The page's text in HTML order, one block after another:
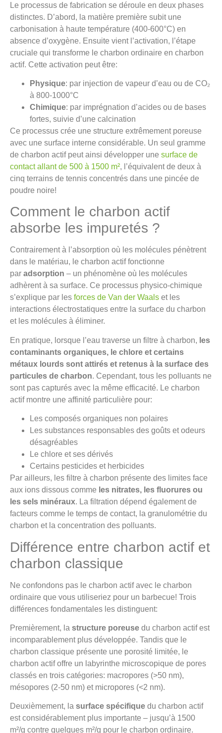
Le processus de fabrication se déroule en deux phases
distinctes. D’abord, la matière première subit une
carbonisation à haute température (400-600°C) en
absence d’oxygène. Ensuite vient l’activation, l’étape
cruciale qui transforme le charbon ordinaire en charbon
actif. Cette activation peut être:
Physique: par injection de vapeur d’eau ou de CO₂
à 800-1000°C
Chimique: par imprégnation d’acides ou de bases
fortes, suivie d’une calcination
Ce processus crée une structure extrêmement poreuse
avec une surface interne considérable. Un seul gramme
de charbon actif peut ainsi développer une surface de
contact allant de 500 à 1500 m², l’équivalent de deux à
cinq terrains de tennis concentrés dans une pincée de
poudre noire!
Comment le charbon actif
absorbe les impuretés ?
Contrairement à l’absorption où les molécules pénètrent
dans le matériau, le charbon actif fonctionne
par adsorption – un phénomène où les molécules
adhèrent à sa surface. Ce processus physico-chimique
s’explique par les forces de Van der Waals et les
interactions électrostatiques entre la surface du charbon
et les molécules à éliminer.
En pratique, lorsque l’eau traverse un filtre à charbon, les
contaminants organiques, le chlore et certains
métaux lourds sont attirés et retenus à la surface des
particules de charbon. Cependant, tous les polluants ne
sont pas capturés avec la même efficacité. Le charbon
actif montre une affinité particulière pour:
Les composés organiques non polaires
Les substances responsables des goûts et odeurs
désagréables
Le chlore et ses dérivés
Certains pesticides et herbicides
Par ailleurs, les filtre à charbon présente des limites face
aux ions dissous comme les nitrates, les fluorures ou
les sels minéraux. La filtration dépend également de
facteurs comme le temps de contact, la granulométrie du
charbon et la concentration des polluants.
Différence entre charbon actif et
charbon classique
Ne confondons pas le charbon actif avec le charbon
ordinaire que vous utiliseriez pour un barbecue! Trois
différences fondamentales les distinguent:
Premièrement, la structure poreuse du charbon actif est
incomparablement plus développée. Tandis que le
charbon classique présente une porosité limitée, le
charbon actif offre un labyrinthe microscopique de pores
classés en trois catégories: macropores (>50 nm),
mésopores (2-50 nm) et micropores (<2 nm).
Deuxièmement, la surface spécifique du charbon actif
est considérablement plus importante – jusqu’à 1500
m²/g contre quelques m²/g pour le charbon ordinaire.